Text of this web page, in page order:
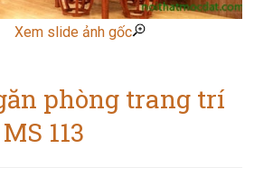
Xem slide ảnh gốc
phòng trang trí
113